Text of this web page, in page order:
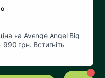
55 05
сайта